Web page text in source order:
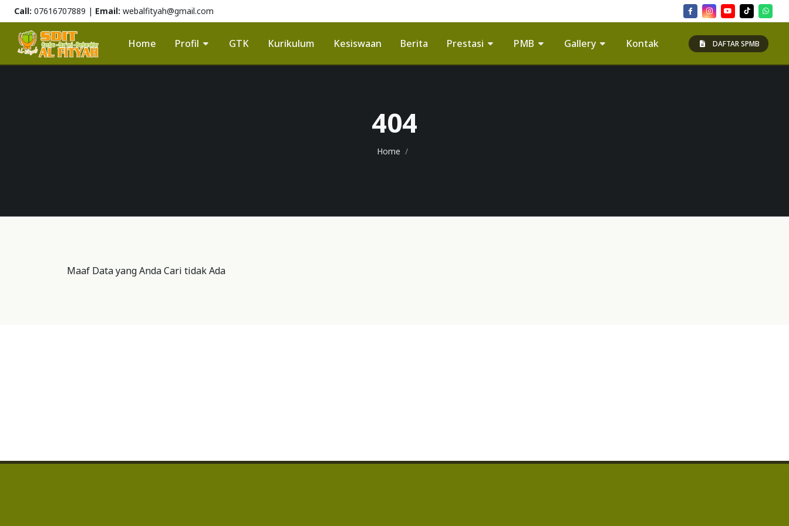
Call: 07616707889 | Email: webalfityah@gmail.com
DAFTAR SPMB
Home Profil GTK Kurikulum Kesiswaan Berita Prestasi PMB Gallery Kontak
404
Home
Maaf Data yang Anda Cari tidak Ada